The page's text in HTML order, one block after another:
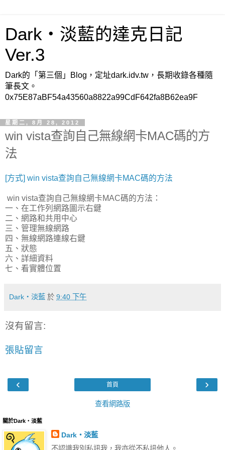
Dark‧淡藍的達克日記
Ver.3
Dark的「第三個」Blog，定址dark.idv.tw，長期收錄各種隨
筆長文。
0x75E87aBF54a43560a8822a99CdF642fa8B62ea9F
星期二, 8月 28, 2012
win vista查詢自己無線網卡MAC碼的方
法
[方式] win vista查詢自己無線網卡MAC碼的方法
win vista查詢自己無線網卡MAC碼的方法：
一、在工作列網路圖示右鍵
二、網路和共用中心
三、管理無線網路
四、無線網路連線右鍵
五、狀態
六、詳細資料
七、看實體位置
Dark‧淡藍 於 9:40 下午
沒有留言:
張貼留言
‹ ›
首頁
查看網路版
關於Dark‧淡藍
Dark‧淡藍